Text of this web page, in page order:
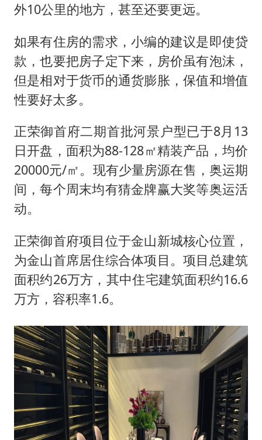
2名小孩玩手机低头幅度近乎折叠
“中国蔬菜之乡”最高温达41.8℃
老人离世案亲属质疑记录仪
夯实基础开新局
外10公里的地方，甚至还要更远。
如果有住房的需求，小编的建议是即使贷
款，也要把房子定下来，房价虽有泡沫，
但是相对于货币的通货膨胀，保值和增值
性要好太多。
正荣御首府二期首批河景户型已于8月13
日开盘，面积为88-128㎡精装产品，均价
20000元/㎡。现有少量房源在售，奥运期
间，每个周末均有猜金牌赢大奖等奥运活
动。
正荣御首府项目位于金山新城核心位置，
为金山首席居住综合体项目。项目总建筑
面积约26万方，其中住宅建筑面积约16.6
万方，容积率1.6。